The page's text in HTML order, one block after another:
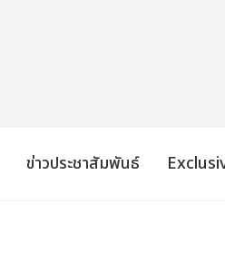
ข่าวประชาสัมพันธ์